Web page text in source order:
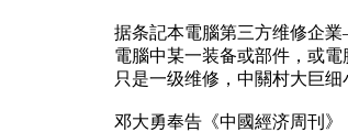
据条記本電腦第三方维修企
電腦中某一装备或部件，或
只是一级维修，中關村大巨
邓大勇奉告《中國經济周刊